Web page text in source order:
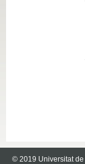
© 2019 Universitat de